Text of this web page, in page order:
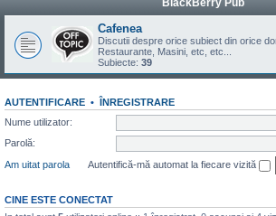
BlackBerry Pub
Cafenea
Discutii despre orice subiect din orice
Restaurante, Masini, etc, etc...
Subiecte: 39
AUTENTIFICARE • ÎNREGISTRARE
Nume utilizator:
Parolă:
Am uitat parola
Autentifică-mă automat la fiecare vizită
CINE ESTE CONECTAT